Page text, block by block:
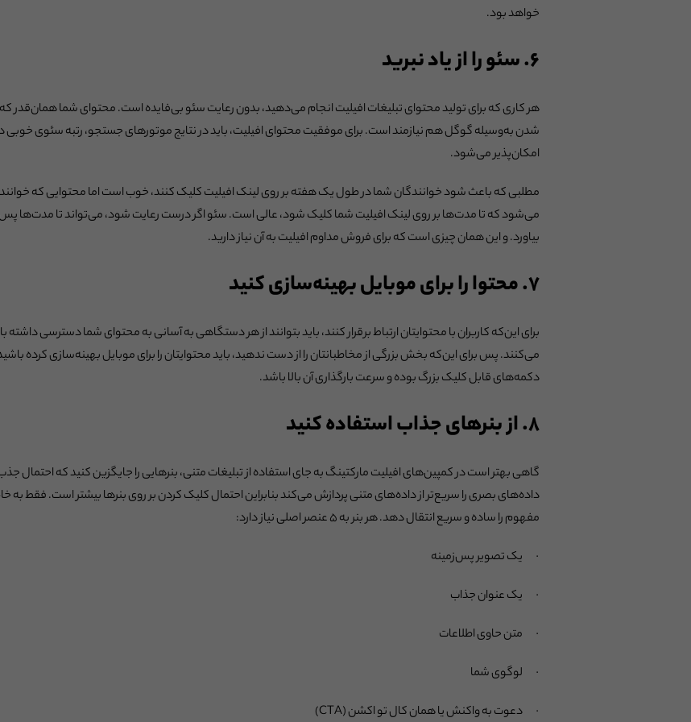
خواهد بود.
۶. سئو را از یاد نبرید
هر کاری که برای تولید محتوای تبلیغات افیلیت انجام می‌دهید، بدون رعایت سئو بی‌فایده است. محتوای شما همان‌قدر
شدن به‌وسیله گوگل هم نیازمند است. برای موفقیت محتوای افیلیت، باید در نتایج موتورهای جستجو، رتبه سئوی خوبی
امکان‌پذیر می‌شود.
مطلبی که باعث شود خوانندگان شما در طول یک هفته بر روی لینک افیلیت کلیک کنند، خوب است اما محتوایی که
می‌شود که تا مدت‌ها بر روی لینک افیلیت شما کلیک شود، عالی است. سئو اگر درست رعایت شود، می‌تواند تا مدت‌ها پس
بیاورد. و این همان چیزی است که برای فروش مداوم افیلیت به آن نیاز دارید.
۷. محتوا را برای موبایل بهینه‌سازی کنید
برای این‌که کاربران با محتوایتان ارتباط برقرار کنند، باید بتوانند از هر دستگاهی به آسانی به محتوای شما دسترسی داشته
می‌کنند. پس برای این‌که بخش بزرگی از مخاطبانتان را از دست ندهید، باید محتوایتان را برای موبایل بهینه‌سازی کرده
دکمه‌های قابل کلیک بزرگ بوده و سرعت بارگذاری آن بالا باشد.
۸. از بنرهای جذاب استفاده کنید
گاهی بهتر است در کمپین‌های افیلیت مارکتینگ به جای استفاده از تبلیغات متنی، بنرهایی را جایگزین کنید که
داده‌های بصری را سریع‌تر از داده‌های متنی پردازش می‌کند بنابراین احتمال کلیک کردن بر روی بنرها بیشتر است. فقط به
مفهوم را ساده و سریع انتقال دهد. هر بنر به ۵ عنصر اصلی نیاز دارد:
· یک تصویر پس‌زمینه
· یک عنوان جذاب
· متن حاوی اطلاعات
· لوگوی شما
· دعوت به واکنش یا همان کال تو اکشن (CTA)